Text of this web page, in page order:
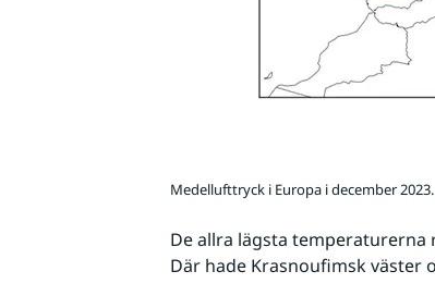
Medellufttryck i Europa i december 2023.
De allra lägsta temperaturerna
Där hade Krasnoufimsk väster